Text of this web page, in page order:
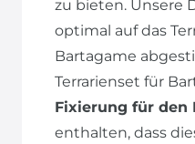
zu bieten. Unsere
optimal auf das
Bartagame
Terrarienset für
Fixierung für den
enthalten, dass